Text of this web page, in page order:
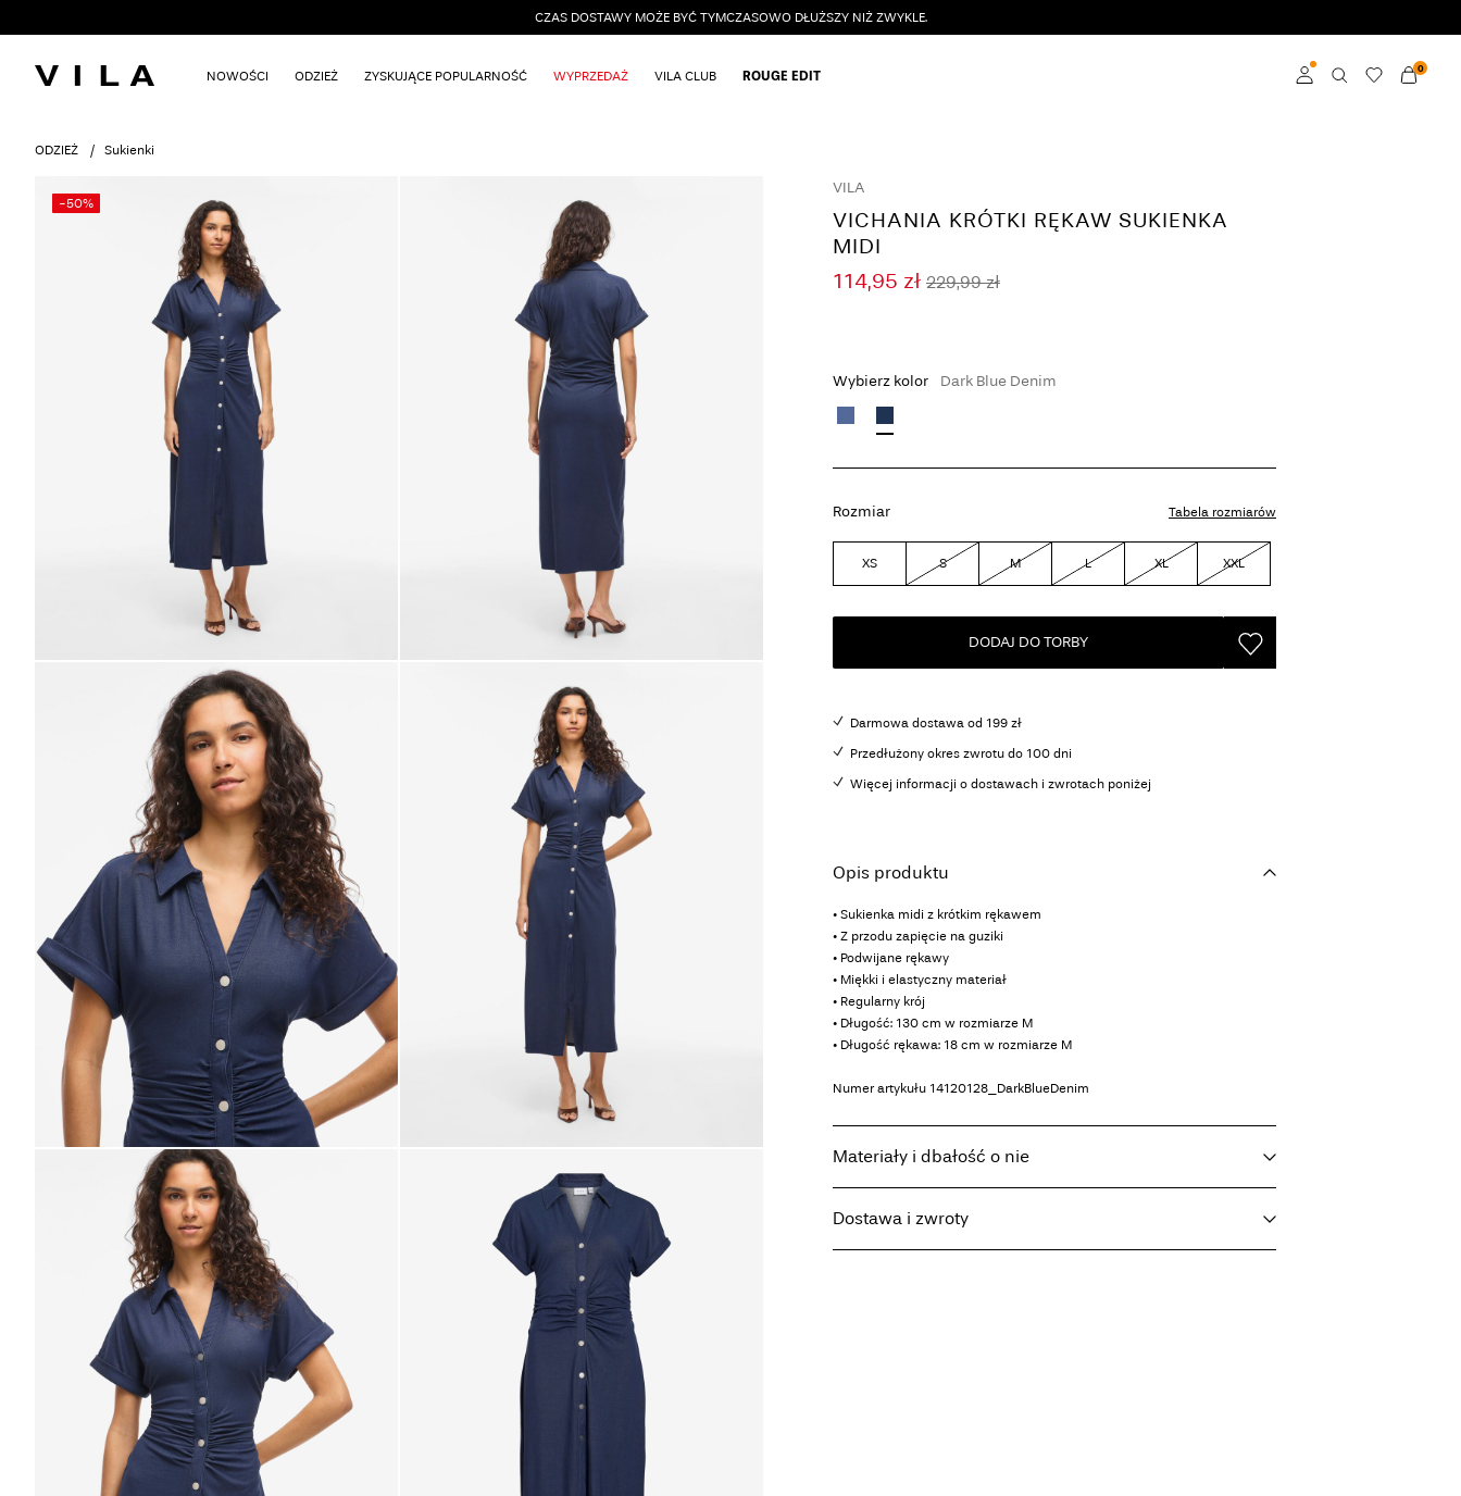
CZAS DOSTAWY MOŻE BYĆ TYMCZASOWO DŁUŻSZY NIŻ ZWYKLE.
0
NOWOŚCI ODZIEŻ ZYSKUJĄCE POPULARNOŚĆ WYPRZEDAŻ VILA CLUB ROUGE EDIT
ODZIEŻ Sukienki
-50%
VILA
VICHANIA KRÓTKI RĘKAW SUKIENKA
MIDI
114,95 zł 229,99 zł
Wybierz kolor Dark Blue Denim
Rozmiar Tabela rozmiarów
XS S M L XL XXL
DODAJ DO TORBY
Darmowa dostawa od 199 zł
Przedłużony okres zwrotu do 100 dni
Więcej informacji o dostawach i zwrotach poniżej
Opis produktu
• Sukienka midi z krótkim rękawem
• Z przodu zapięcie na guziki
• Podwijane rękawy
• Miękki i elastyczny materiał
• Regularny krój
• Długość: 130 cm w rozmiarze M
• Długość rękawa: 18 cm w rozmiarze M
Numer artykułu 14120128_DarkBlueDenim
Materiały i dbałość o nie
Dostawa i zwroty